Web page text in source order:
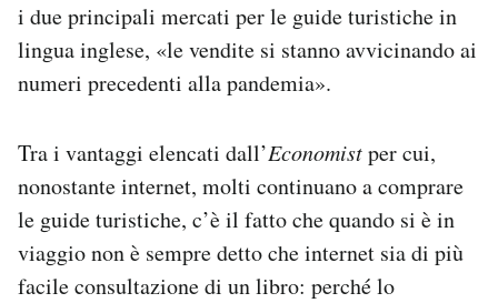
i due principali mercati per le guide turistiche in
lingua inglese, «le vendite si stanno avvicinando ai
numeri precedenti alla pandemia».
Tra i vantaggi elencati dall’Economistper cui,
nonostante internet, molti continuano a comprare
le guide turistiche, c’è il fatto che quando si è in
viaggio non è sempre detto che internet sia di più
facile consultazione di un libro: perché lo